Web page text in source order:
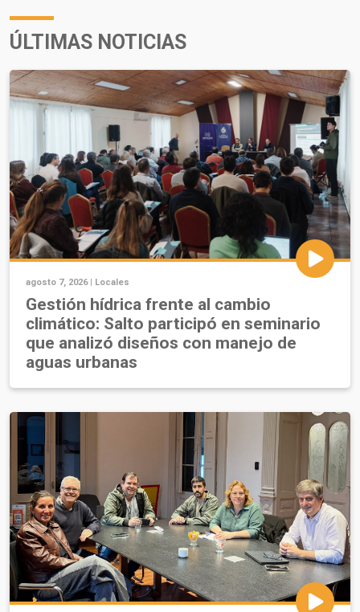
ÚLTIMAS NOTICIAS
agosto 7, 2026 | Locales
Gestión hídrica frente al cambio
climático: Salto participó en seminario
que analizó diseños con manejo de
aguas urbanas